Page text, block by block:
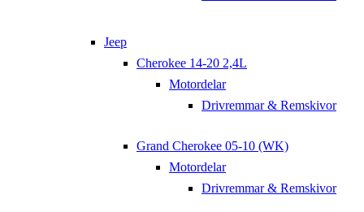
Jeep
Cherokee 14-20 2,4L
Motordelar
Drivremmar & Remskivor
Grand Cherokee 05-10 (WK)
Motordelar
Drivremmar & Remskivor